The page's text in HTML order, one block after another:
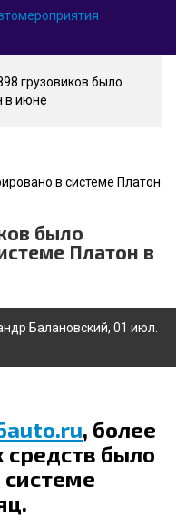
грузовиков было
в июне
было
Платон в
Балановский, 01 июл.
, более
средств было
системе